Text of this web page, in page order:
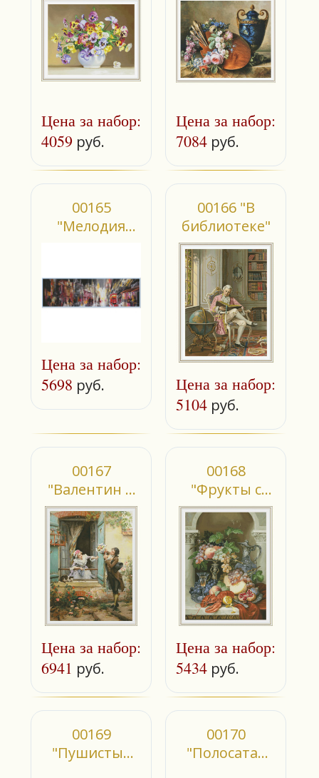
Цена за набор:
4059 руб.
Цена за набор:
7084 руб.
00165
"Мелодия
Цена за набор:
5698 руб.
00166 "В
библиотеке"
Цена за набор:
5104 руб.
00167
"Валентин и
Валентина"
Цена за набор:
6941 руб.
00168
"Фрукты с
омаром"
Цена за набор:
5434 руб.
00169
"Пушистые
00170
"Полосатая